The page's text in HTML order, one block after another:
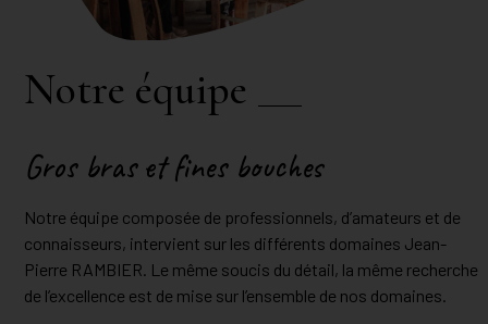
Notre équipe
Gros bras et fines bouches
Notre équipe composée de professionnels, d’amateurs et de
connaisseurs, intervient sur les différents domaines Jean-
Pierre RAMBIER. Le même soucis du détail, la même recherche
de l’excellence est de mise sur l’ensemble de nos domaines.